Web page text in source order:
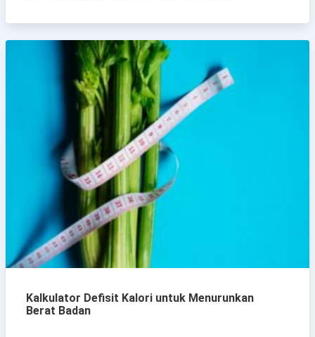
Kalkulator Defisit Kalori untuk Menurunkan
Berat Badan